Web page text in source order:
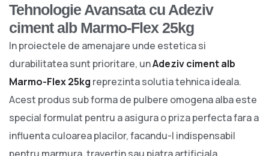
Tehnologie Avansata cu Adeziv
ciment alb Marmo-Flex 25kg
In proiectele de amenajare unde estetica si
durabilitatea sunt prioritare, unAdeziv ciment alb
Marmo-Flex 25kg reprezinta solutia tehnica ideala.
Acest produs sub forma de pulbere omogena alba este
special formulat pentru a asigura o priza perfecta fara a
influenta culoarea placilor, facandu-l indispensabil